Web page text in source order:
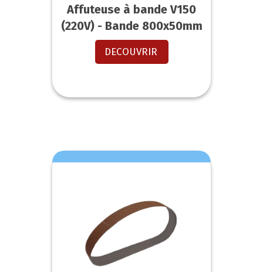
Affuteuse à bande V150
(220V) - Bande 800x50mm
DECOUVRIR